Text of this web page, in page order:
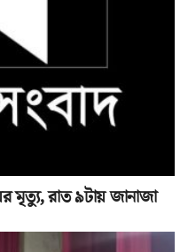
মৃত্যু, রাত ৯টায় জানাজা